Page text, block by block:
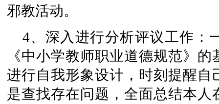
邪教活动。
4、深入进行分析评议工作：
《中小学教师职业道德规范》
进行自我形象设计，时刻提醒
是查找存在问题，全面总结本